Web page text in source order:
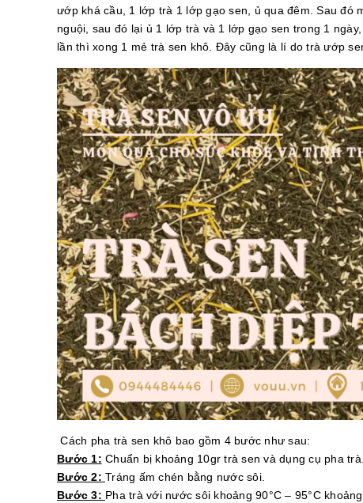
ướp khá cầu, 1 lớp trà 1 lớp gạo sen, ủ qua đêm. Sau đó
nguội, sau đó lại ủ 1 lớp trà và 1 lớp gạo sen trong 1
lần thì xong 1 mẻ trà sen khô. Đây cũng là lí do trà ướp
Cách pha trà sen khô bao gồm 4 bước như sau:
Bước 1: Chuẩn bị khoảng 10gr trà sen và dụng cụ pha trà.
Bước 2: Tráng ấm chén bằng nước sôi.
Bước 3: Pha trà với nước sôi khoảng 90°C – 95°C